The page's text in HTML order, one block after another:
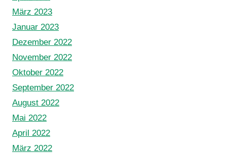
März 2023
Januar 2023
Dezember 2022
November 2022
Oktober 2022
September 2022
August 2022
Mai 2022
April 2022
März 2022